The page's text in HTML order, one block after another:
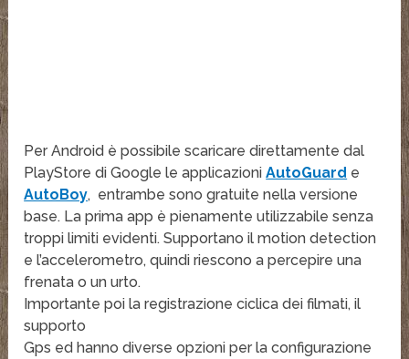
Per Android è possibile scaricare direttamente dal
PlayStore di Google le applicazioniAutoGuard e
AutoBoy, entrambe sono gratuite nella versione
base. La prima app è pienamente utilizzabile senza
troppi limiti evidenti. Supportano il motion detection
e l’accelerometro, quindi riescono a percepire una
frenata o un urto.
Importante poi la registrazione ciclica dei filmati, il
supporto
Gps ed hanno diverse opzioni per la configurazione